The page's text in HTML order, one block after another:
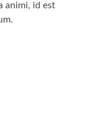
animi, id est